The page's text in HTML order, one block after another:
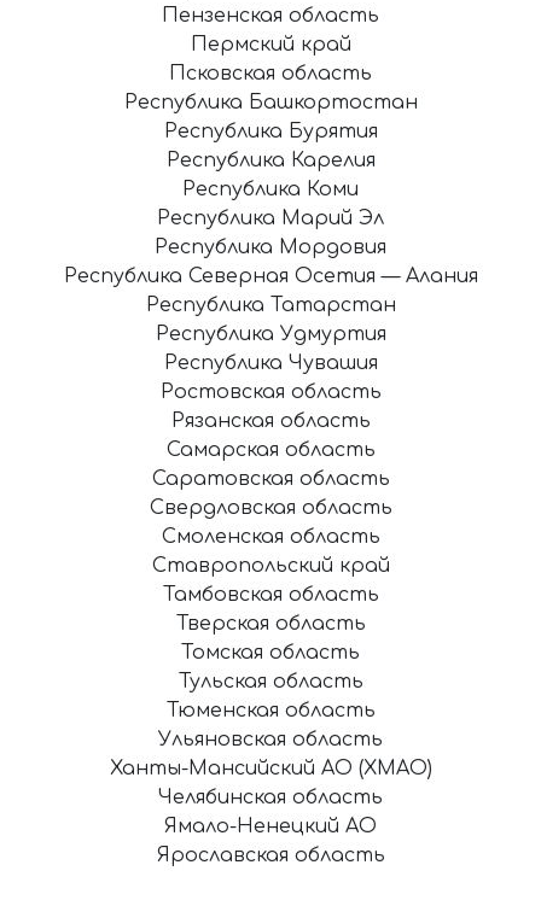
Пензенская область
Пермский край
Псковская область
Республика Башкортостан
Республика Бурятия
Республика Карелия
Республика Коми
Республика Марий Эл
Республика Мордовия
Республика Северная Осетия — Алания
Республика Татарстан
Республика Удмуртия
Республика Чувашия
Ростовская область
Рязанская область
Самарская область
Саратовская область
Свердловская область
Смоленская область
Ставропольский край
Тамбовская область
Тверская область
Томская область
Тульская область
Тюменская область
Ульяновская область
Ханты-Мансийский АО (ХМАО)
Челябинская область
Ямало-Ненецкий АО
Ярославская область